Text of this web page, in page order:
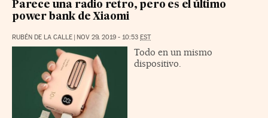
Parece una radio retro, pero es el último
power bank de Xiaomi
RUBÉN DE LA CALLE NOV 29, 2019 - 10:53 EST
Todo en un mismo
dispositivo.